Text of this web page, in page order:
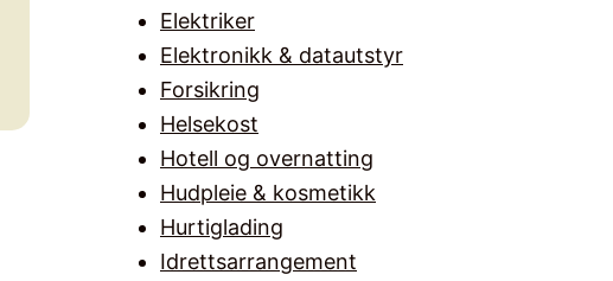
Elektriker
Elektronikk & datautstyr
Forsikring
Helsekost
Hotell og overnatting
Hudpleie & kosmetikk
Hurtiglading
Idrettsarrangement